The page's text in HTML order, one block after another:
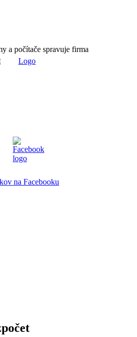
a počítače spravuje firma
na Facebooku